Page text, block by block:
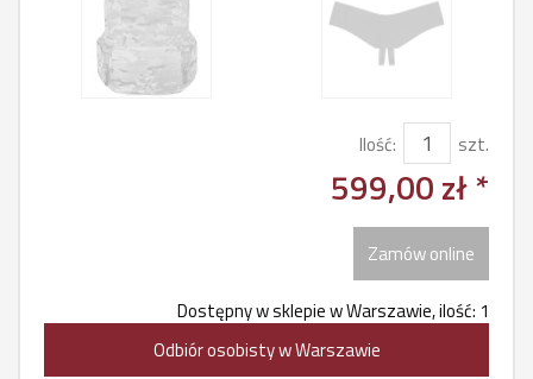
Ilość: szt.
599,00 zł *
Zamów online
Dostępny w sklepie w Warszawie, ilość: 1
Odbiór osobisty w Warszawie